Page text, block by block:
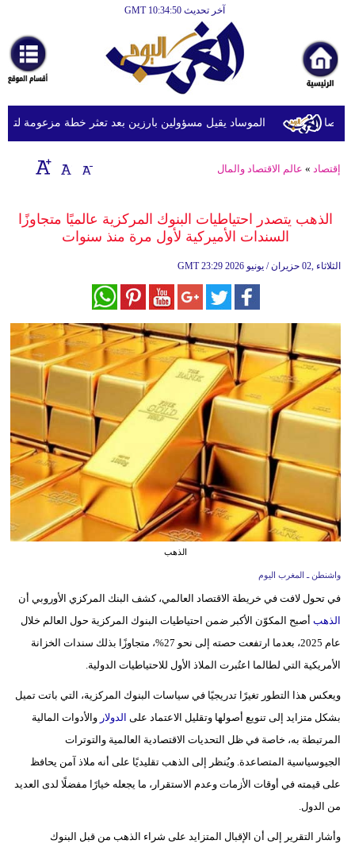
آخر تحديث GMT 10:34:50
أخبارعاجلة
رياضة
ثقافة
إقتصاد
وموسيقى
سياحة
وسفر
ديكور
أخبار
البرلمان
المغربي
إعلام
مرأة
أزياء
إسلامية
علوم
وتكنولوجيا
مدوَّنات
الموساد يقيل مسؤولين بارزين بعد تعثر خطة مزعومة لتغيير
إقتصاد » عالم الاقتصاد والمال
الذهب يتصدر احتياطيات البنوك المركزية عالميًا متجاوزًا
السندات الأميركية لأول مرة منذ سنوات
GMT 23:29 2026 الثلاثاء ,02 حزيران / يونيو
الذهب
واشنطن ـ المغرب اليوم
في تحول لافت في خريطة الاقتصاد العالمي، كشف البنك المركزي الأوروبي أن
الذهب أصبح المكوّن الأكبر ضمن احتياطيات البنوك المركزية حول العالم خلال
عام 2025، بعدما ارتفعت حصته إلى نحو 27%، متجاوزًا بذلك سندات الخزانة
الأمريكية التي لطالما اعتُبرت الملاذ الأول للاحتياطيات الدولية.
ويعكس هذا التطور تغيرًا تدريجيًا في سياسات البنوك المركزية، التي باتت تميل
بشكل متزايد إلى تنويع أصولها وتقليل الاعتماد على الدولاروالأدوات المالية
المرتبطة به، خاصة في ظل التحديات الاقتصادية العالمية والتوترات
الجيوسياسية المتصاعدة. ويُنظر إلى الذهب تقليديًا على أنه ملاذ آمن يحافظ
على قيمته في أوقات الأزمات وعدم الاستقرار، ما يجعله خيارًا مفضلًا لدى العديد
من الدول.
وأشار التقرير إلى أن الإقبال المتزايد على شراء الذهب من قبل البنوك